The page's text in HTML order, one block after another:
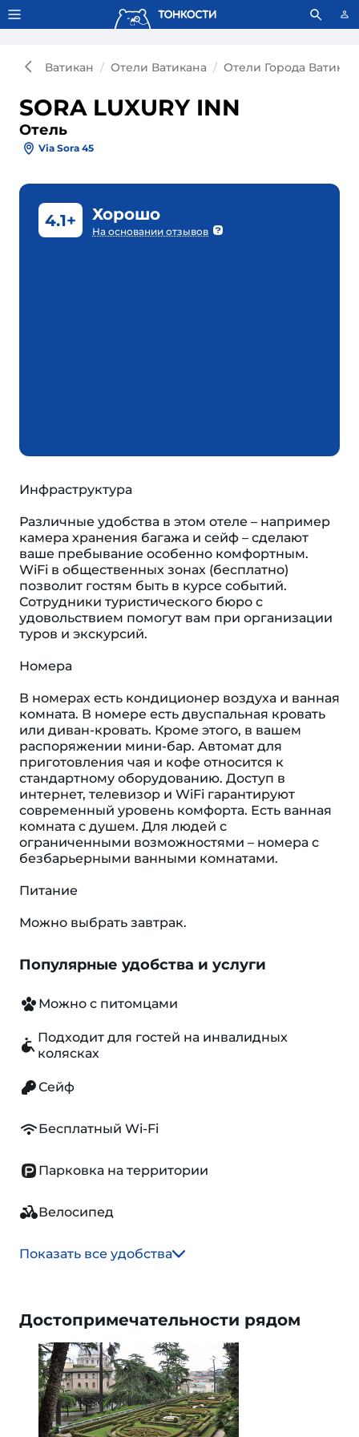
Тонкости используют сookie-файлы. Что это значит?
Ватикан Отели Ватикана Отели Города
SORA LUXURY INN
Отель
Via Sora 45
4.1+ Хорошо
На основании отзывов
Инфраструктура
Различные удобства в этом отеле – например
камера хранения багажа и сейф – сделают
ваше пребывание особенно комфортным.
WiFi в общественных зонах (бесплатно)
позволит гостям быть в курсе событий.
Сотрудники туристического бюро с
удовольствием помогут вам при организации
туров и экскурсий.
Номера
В номерах есть кондиционер воздуха и ванная
комната. В номере есть двуспальная кровать
или диван-кровать. Кроме этого, в вашем
распоряжении мини-бар. Автомат для
приготовления чая и кофе относится к
стандартному оборудованию. Доступ в
интернет, телевизор и WiFi гарантируют
современный уровень комфорта. Есть ванная
комната с душем. Для людей с
ограниченными возможностями – номера с
безбарьерными ванными комнатами.
Питание
Можно выбрать завтрак.
Популярные удобства и услуги
Можно с питомцами
Подходит для гостей на инвалидных
колясках
Сейф
Бесплатный Wi-Fi
Парковка на территории
Велосипед
Показать все удобства
Достопримечательности рядом